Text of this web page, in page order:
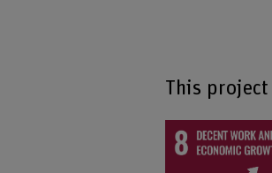
This